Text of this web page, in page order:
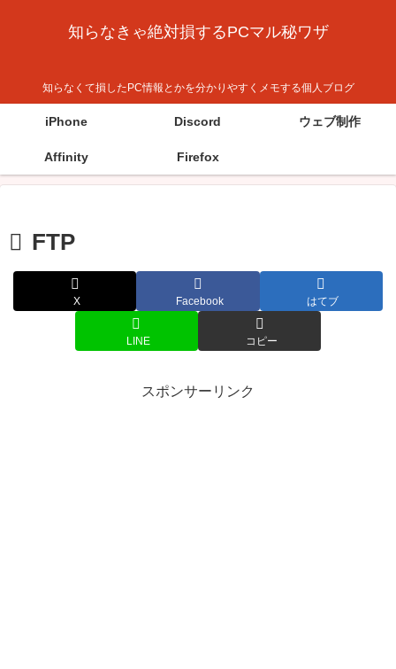
知らなきゃ絶対損するPCマル秘ワザ
知らなくて損したPC情報とかを分かりやすくメモする個人ブログ
iPhone Discord ウェブ制作
Affinity Firefox
FTP
X Facebook はてブ
LINE コピー
スポンサーリンク